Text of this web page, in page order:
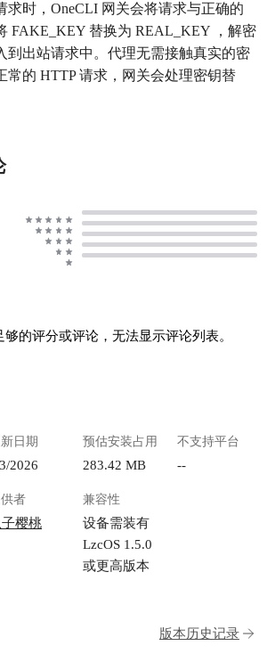
求时，OneCLI 网关会将请求与正确的
FAKE_KEY 替换为 REAL_KEY ，解密
到出站请求中。代理无需接触真实的密
常的 HTTP 请求，网关会处理密钥替
的评分或评论，无法显示评论列表。
日期
2026
预估安装占用
283.42 MB
不支持平台
--
者
樱桃
兼容性
设备需装有
LzcOS 1.5.0
或更高版本
版本历史记录